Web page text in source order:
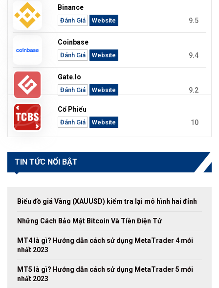
Binance
Đánh Giá Website 9.5
Coinbase
Đánh Giá Website 9.4
Gate.io
Đánh Giá Website 9.2
Cổ Phiếu
Đánh Giá Website 10
TIN TỨC NỔI BẬT
Biểu đồ giá Vàng (XAUUSD) kiểm tra lại mô hình hai đỉnh
Những Cách Bảo Mật Bitcoin Và Tiền Điện Tử
MT4 là gì? Hướng dẫn cách sử dụng MetaTrader 4 mới
nhất 2023
MT5 là gì? Hướng dẫn cách sử dụng MetaTrader 5 mới
nhất 2023